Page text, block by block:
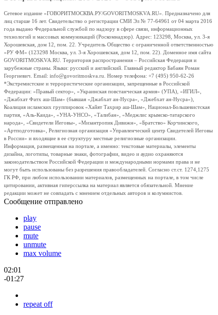
Сетевое издание «ГОВОРИТМОСКВА.РУ/GOVORITMOSKVA.RU». Предназначено для
лиц старше 16 лет. Свидетельство о регистрации СМИ Эл № 77-64961 от 04 марта 2016
года выдано Федеральной службой по надзору в сфере связи, информационных
технологий и массовых коммуникаций (Роскомнадзор). Адрес: 123298, Москва, ул. 3-я
Хорошевская, дом 12, пом. 22. Учредитель Общество с ограниченной ответственностью
«РУ ФМ» (123298 Москва, ул. 3-я Хорошевская, дом 12, пом. 22). Доменное имя сайта
GOVORITMOSKVA.RU. Территория распространения – Российская Федерация и
зарубежные страны. Языки: русский и английский. Главный редактор Бабаян Роман
Георгиевич. Email: info@govoritmoskva.ru. Номер телефона: +7 (495) 950-62-26
*Экстремистские и террористические организации, запрещенные в Российской
Федерации: «Правый сектор», «Украинская повстанческая армия» (УПА), «ИГИЛ»,
«Джабхат Фатх аш-Шам» (бывшая «Джабхат ан-Нусра», «Джебхат ан-Нусра»),
Коалиция исламских группировок «Хайят Тахрир аш-Шам», Национал-Большевистская
партия, «Аль-Каида», «УНА-УНСО», «Талибан», «Меджлис крымско-татарского
народа», «Свидетели Иеговы», «Мизантропик Дивижн», «Братство» Корчинского,
«Артподготовка», Религиозная организация «Управленческий центр Свидетелей Иеговы
в России» и входящие в ее структуру местные религиозные организации.
Информация, размещенная на портале, а именно: текстовые материалы, элементы
дизайна, логотипы, товарные знаки, фотографии, видео и аудио охраняются
законодательством Российской Федерации и международными нормами права и не
могут быть использованы без разрешения правообладателей. Согласно ст.ст. 1274,1275
ГК РФ, при любом использовании материалов, размещенных на портале, в том числе
цитировании, активная гиперссылка на материал является обязательной. Мнение
редакции может не совпадать с мнением отдельных авторов и колумнистов.
Сообщение отправлено
play
pause
mute
unmute
max volume
02:01
-01:27
repeat off